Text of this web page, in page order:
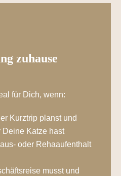
zuhause
für Dich, wenn:
Kurztrip planst und
Deine Katze hast
oder Rehaaufenthalt
musst und